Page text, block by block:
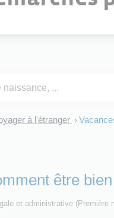
à l'étranger >
être
et administrative (Première